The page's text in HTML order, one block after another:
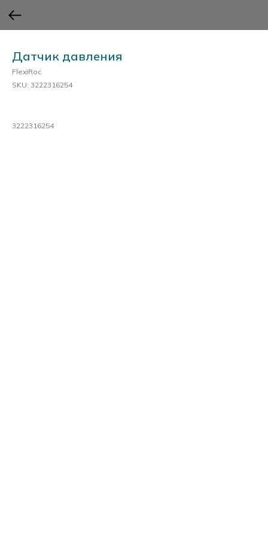
Датчик давления
FlexiRoc
SKU: 3222316254
3222316254